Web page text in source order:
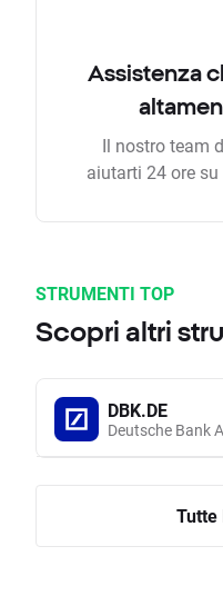
Assistenza
Il nostro team
aiutarti 24 ore
STRUMENTI TOP
Scopri altri
DBK.DE
Deutsche Bank
Tutte